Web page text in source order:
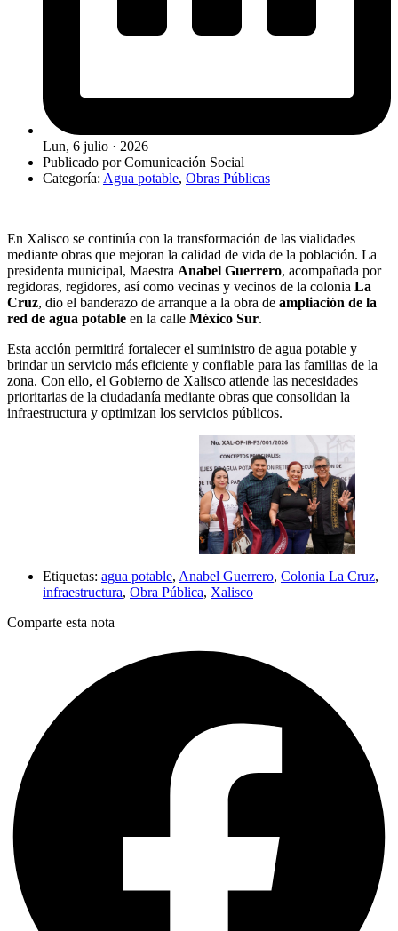
Lun, 6 julio · 2026
Publicado porComunicación Social
Categoría: Agua potable, Obras Públicas
En Xalisco se continúa con la transformación de las vialidades
mediante obras que mejoran la calidad de vida de la población. La
presidenta municipal, Maestra Anabel Guerrero, acompañada por
regidoras, regidores, así como vecinas y vecinos de la colonia La
Cruz, dio el banderazo de arranque a la obra de ampliación de la
red de agua potable en la calle México Sur.
Esta acción permitirá fortalecer el suministro de agua potable y
brindar un servicio más eficiente y confiable para las familias de la
zona. Con ello, el Gobierno de Xalisco atiende las necesidades
prioritarias de la ciudadanía mediante obras que consolidan la
infraestructura y optimizan los servicios públicos.
Etiquetas: agua potable, Anabel Guerrero, Colonia La Cruz,
infraestructura, Obra Pública, Xalisco
Comparte esta nota